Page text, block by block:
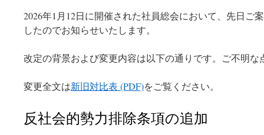
2026年1月12日に開催された社員総会において、先日
したのでお知らせいたします。
改定の背景および変更内容は以下の通りです。ご不明な
変更全文は新旧対比表 (PDF)をご覧ください。
反社会的勢力排除条項の追加